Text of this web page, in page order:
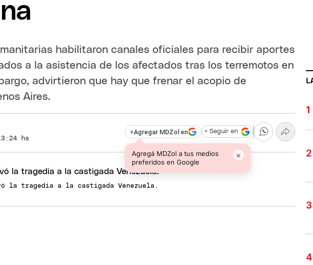
habilitaron canales oficiales para recibir aportes
a la asistencia de los afectados tras los terremotos en
advirtieron que hay que frenar el acopio de
Aires.
hs
+Agregar MDZol en
Agregá MDZol a tus medios
preferidos en Google
×
+ Seguir en
la tragedia a la castigada Venezuela.